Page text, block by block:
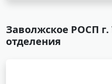
Заволжское РОСП г.
отделения